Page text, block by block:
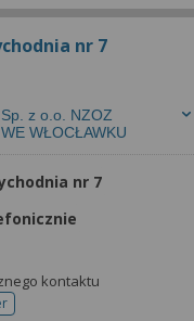
nr 7
z o.o. NZOZ
WŁOCŁAWKU
nr 7
kontaktu
do rejestracji